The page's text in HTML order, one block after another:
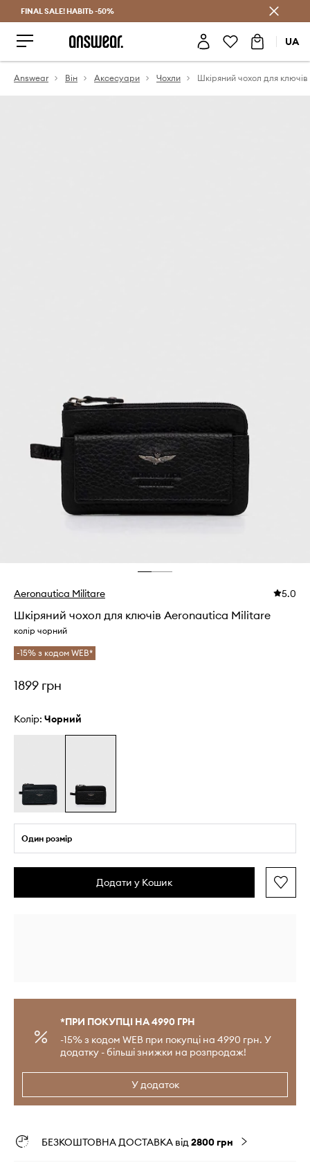
Заощаджуй з Answear Club
FINAL SALE! НАВІТЬ -50%
UA
Answear Він Аксесуари Чохли
Aeronautica Militare 5.0
Шкіряний чохол для ключів Aeronautica Militare
колір чорний
-15% з кодом WEB*
1899 грн
Колір: чорний
Один розмір
Додати у Кошик
*ПРИ ПОКУПЦІ НА 4990 ГРН
-15% з кодом WEB при покупці на 4990 грн. У
додатку - більші знижки на розпродаж!
У додаток
БЕЗКОШТОВНА ДОСТАВКА від2800 грн